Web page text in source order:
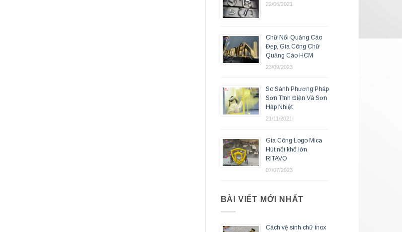
22/06/2021
Chữ Nổi Quảng Cáo
Đẹp, Gia Công Chữ
Quảng Cáo HCM
23/09/2023
So Sánh Phương Pháp
Sơn Tĩnh Điện Và Sơn
Hấp Nhiệt
21/11/2021
Gia Công Logo Mica
Hút nổi khổ lớn
RITAVO
07/07/2023
BÀI VIẾT MỚI NHẤT
Cách vệ sinh chữ inox